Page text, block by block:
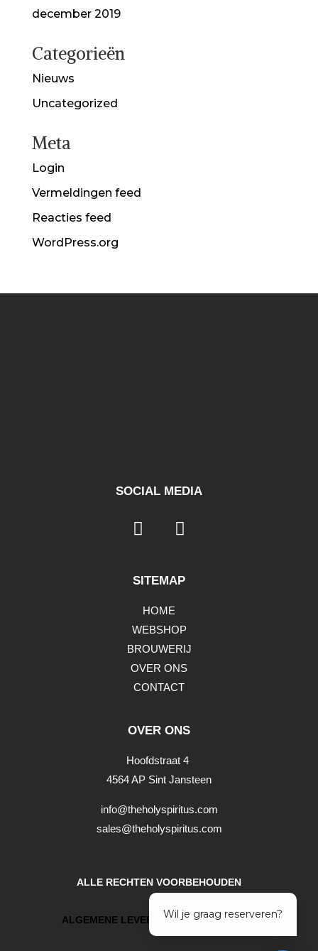
december 2019
Categorieën
Nieuws
Uncategorized
Meta
Login
Vermeldingen feed
Reacties feed
WordPress.org
SOCIAL MEDIA
SITEMAP
HOME
WEBSHOP
BROUWERIJ
OVER ONS
CONTACT
OVER ONS
Hoofdstraat 4
4564 AP Sint Jansteen
info@theholyspiritus.com
sales@theholyspiritus.com
ALLE RECHTEN VOORBEHOUDEN
ALGEMENE LEVERINGSVOORWAARDEN